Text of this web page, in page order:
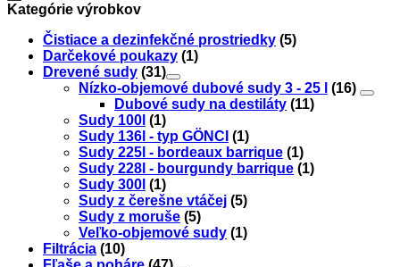
,
INOX
Kategórie výrobkov
Čistiace a dezinfekčné prostriedky (5)
Darčekové poukazy (1)
Drevené sudy (31)
Nízko-objemové dubové sudy 3 - 25 l
(16)
Dubové sudy na destiláty (11)
Sudy 100l (1)
Sudy 136l - typ GÖNCI (1)
Sudy 225l - bordeaux barrique (1)
Sudy 228l - bourgundy barrique (1)
Sudy 300l (1)
Sudy z čerešne vtáčej (5)
Sudy z moruše (5)
Veľko-objemové sudy (1)
Filtrácia (10)